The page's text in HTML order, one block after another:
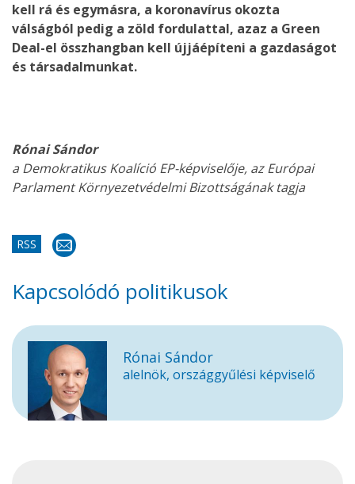
kell rá és egymásra, a koronavírus okozta
válságból pedig a zöld fordulattal, azaz a Green
Deal-el összhangban kell újjáépíteni a gazdaságot
és társadalmunkat.
Rónai Sándor
a Demokratikus Koalíció EP-képviselője, az Európai
Parlament Környezetvédelmi Bizottságának tagja
RSS
Kapcsolódó politikusok
Rónai Sándor
alelnök, országgyűlési képviselő